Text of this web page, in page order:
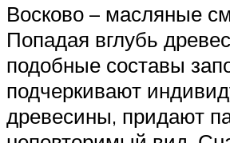
Восково – масляные
Попадая вглубь
подобные составы
подчеркивают
древесины, придают